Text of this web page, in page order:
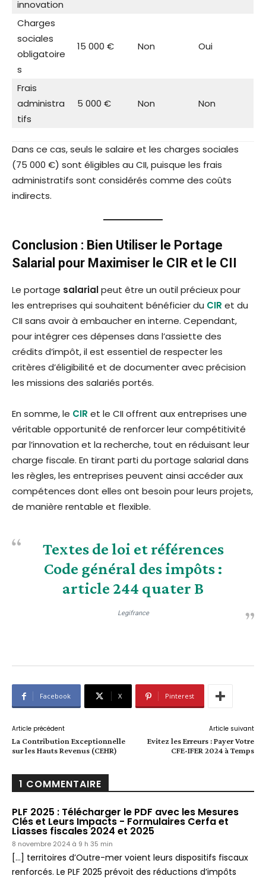
innovation
Charges
sociales
obligatoire
s
15 000 € Non Oui
Frais
administra
tifs
5 000 € Non Non
Dans ce cas, seuls le salaire et les charges sociales
(75 000 €) sont éligibles au CII, puisque les frais
administratifs sont considérés comme des coûts
indirects.
Conclusion : Bien Utiliser le Portage
Salarial pour Maximiser le CIR et le CII
Le portage salarialpeut être un outil précieux pour
les entreprises qui souhaitent bénéficier du CIR et du
CII sans avoir à embaucher en interne. Cependant,
pour intégrer ces dépenses dans l’assiette des
crédits d’impôt, il est essentiel de respecter les
critères d’éligibilité et de documenter avec précision
les missions des salariés portés.
En somme, le CIR et le CII offrent aux entreprises une
véritable opportunité de renforcer leur compétitivité
par l’innovation et la recherche, tout en réduisant leur
charge fiscale. En tirant parti du portage salarial dans
les règles, les entreprises peuvent ainsi accéder aux
compétences dont elles ont besoin pour leurs projets,
de manière rentable et flexible.
Textes de loi et références
Code général des impôts :
article 244 quater B
Legifrance
Facebook X Pinterest
Article précédent
La Contribution Exceptionnelle
sur les Hauts Revenus (CEHR)
Article suivant
Evitez les Erreurs : Payer Votre
CFE-IFER 2024 à Temps
1 COMMENTAIRE
PLF 2025 : Télécharger le PDF avec les Mesures
Clés et Leurs Impacts - Formulaires Cerfa et
Liasses fiscales 2024 et 2025
8 novembre 2024 à 9 h 35 min
[…] territoires d’Outre-mer voient leurs dispositifs fiscaux
renforcés. Le PLF 2025 prévoit des réductions d’impôts